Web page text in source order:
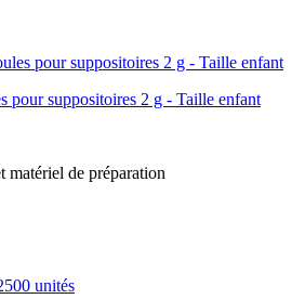
pour suppositoires 2 g - Taille enfant
matériel de préparation
unités